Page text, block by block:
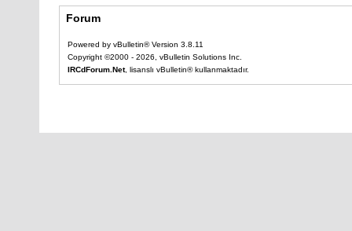
Forum
Powered by vBulletin® Version 3.8.11
Copyright ©2000 - 2026, vBulletin Solutions Inc.
IRCdForum.Net, lisanslı vBulletin® kullanmaktadır.